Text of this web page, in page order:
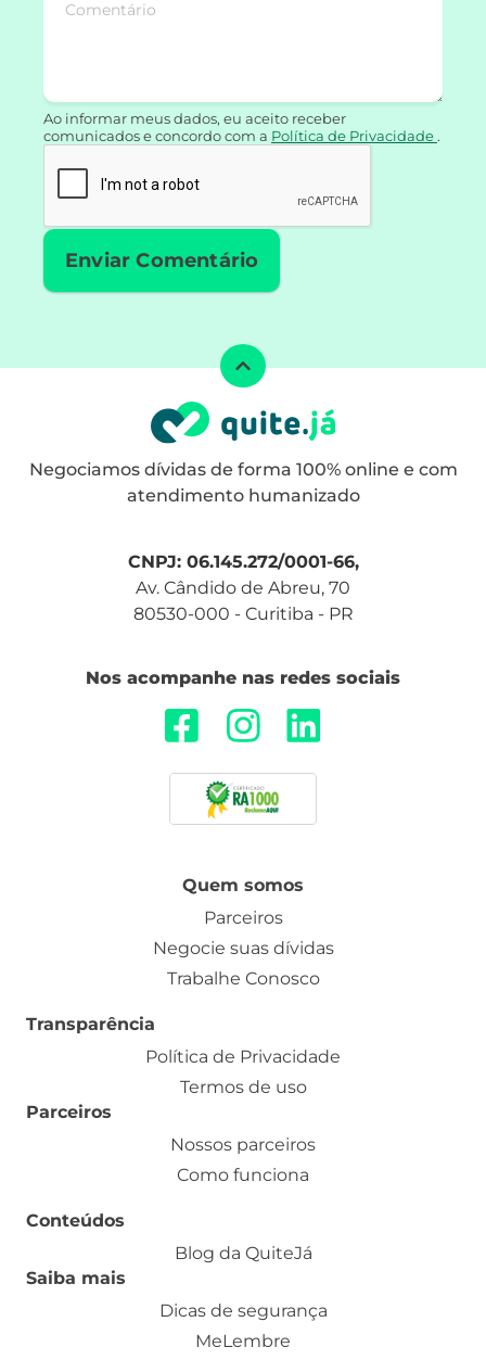
Ao informar meus dados, eu aceito receber
comunicados e concordo com a Política de Privacidade.
Negociamos dívidas de forma 100% online e com
atendimento humanizado
CNPJ: 06.145.272/0001-66,
Av. Cândido de Abreu, 70
80530-000 - Curitiba - PR
Nos acompanhe nas redes sociais
Quem somos
Parceiros
Negocie suas dívidas
Trabalhe Conosco
Transparência
Política de Privacidade
Termos de uso
Parceiros
Nossos parceiros
Como funciona
Conteúdos
Blog da QuiteJá
Saiba mais
Dicas de segurança
MeLembre